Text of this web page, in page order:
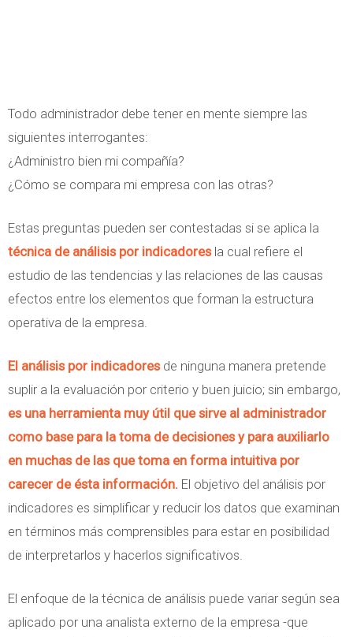
Todo administrador debe tener en mente siempre las
siguientes interrogantes:
¿Administro bien mi compañía?
¿Cómo se compara mi empresa con las otras?
Estas preguntas pueden ser contestadas si se aplica la
técnica de análisis por indicadoresla cual refiere el
estudio de las tendencias y las relaciones de las causas
efectos entre los elementos que forman la estructura
operativa de la empresa.
El análisis por indicadoresde ninguna manera pretende
suplir a la evaluación por criterio y buen juicio; sin embargo,
es una herramienta muy útil que sirve al administrador
como base para la toma de decisiones y para auxiliarlo
en muchas de las que toma en forma intuitiva por
carecer de ésta información. El objetivo del análisis por
indicadores es simplificar y reducir los datos que examinan
en términos más comprensibles para estar en posibilidad
de interpretarlos y hacerlos significativos.
El enfoque de la técnica de análisis puede variar según sea
aplicado por una analista externo de la empresa -que